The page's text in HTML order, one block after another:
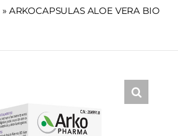
» ARKOCAPSULAS ALOE VERA BIO